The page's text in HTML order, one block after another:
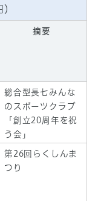
摘要
総合型長七みんな
のスポーツクラブ
「創立20周年を祝
う会」
第26回らくしんま
つり